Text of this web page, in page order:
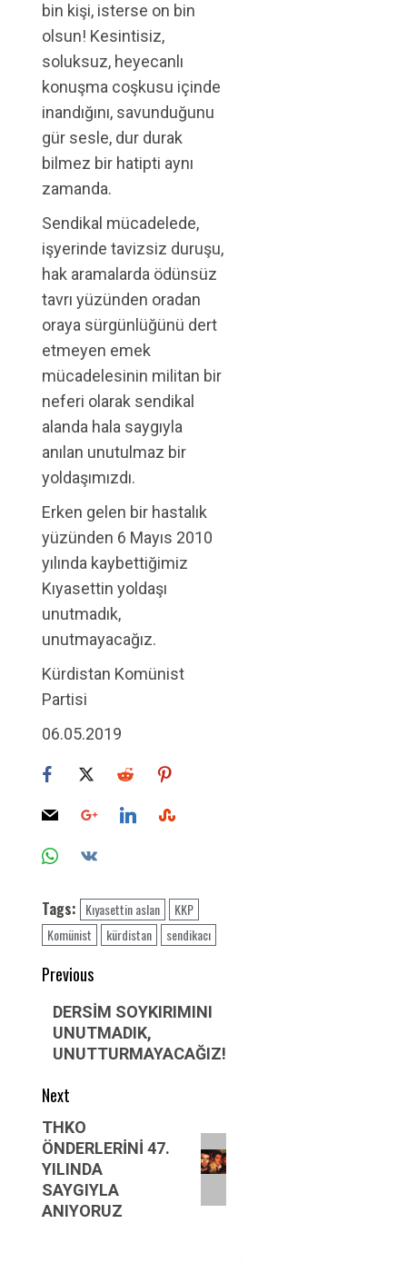
bin kişi, isterse on bin
olsun! Kesintisiz,
soluksuz, heyecanlı
konuşma coşkusu içinde
inandığını, savunduğunu
gür sesle, dur durak
bilmez bir hatipti aynı
zamanda.
Sendikal mücadelede,
işyerinde tavizsiz duruşu,
hak aramalarda ödünsüz
tavrı yüzünden oradan
oraya sürgünlüğünü dert
etmeyen emek
mücadelesinin militan bir
neferi olarak sendikal
alanda hala saygıyla
anılan unutulmaz bir
yoldaşımızdı.
Erken gelen bir hastalık
yüzünden 6 Mayıs 2010
yılında kaybettiğimiz
Kıyasettin yoldaşı
unutmadık,
unutmayacağız.
Kürdistan Komünist
Partisi
06.05.2019
Tags: Kıyasettin aslan
KKP
Komünist
kürdistan sendikacı
Post
navigation
Previous
Previous
post:
DERSİM SOYKIRIMINI
UNUTMADIK,
UNUTTURMAYACAĞIZ!
Next
Next
post:
THKO
ÖNDERLERİNİ 47.
YILINDA
SAYGIYLA
ANIYORUZ